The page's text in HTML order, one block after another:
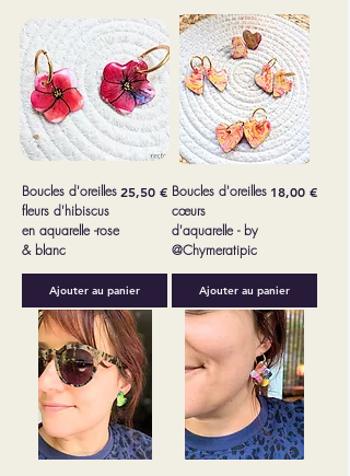
Boucles d'oreilles
fleurs d'hibiscus
en aquarelle -rose
& blanc
Prix
25,50 €
Ajouter au panier
Boucles d'oreilles
cœurs
d'aquarelle - by
@Chymeratipic
Prix
18,00 €
Ajouter au panier